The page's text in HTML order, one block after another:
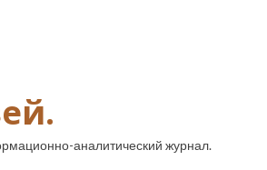
аналитический журнал.